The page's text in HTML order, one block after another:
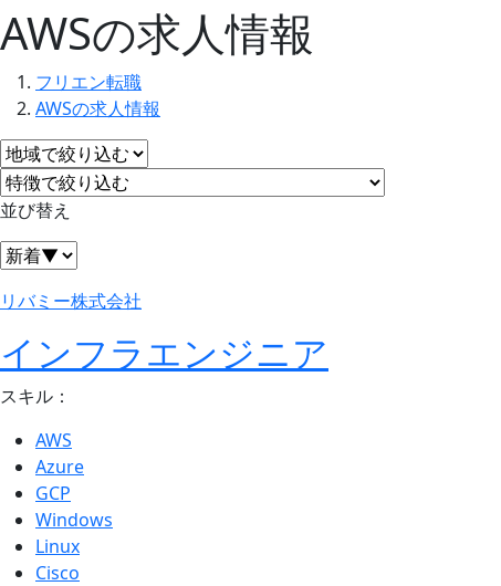
AWSの求人情報
フリエン転職
AWSの求人情報
並び替え
リバミー株式会社
インフラエンジニア
スキル：
AWS
Azure
GCP
Windows
Linux
Cisco